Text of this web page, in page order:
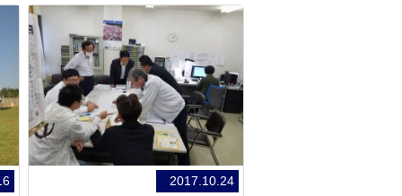
2017.10.24